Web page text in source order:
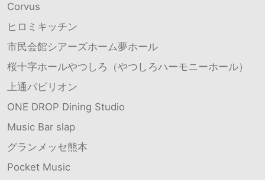
Corvus
ヒロミキッチン
市民会館シアーズホーム夢ホール
桜十字ホールやつしろ（やつしろハーモニーホール）
上通パビリオン
ONE DROP Dining Studio
Music Bar slap
グランメッセ熊本
Pocket Music